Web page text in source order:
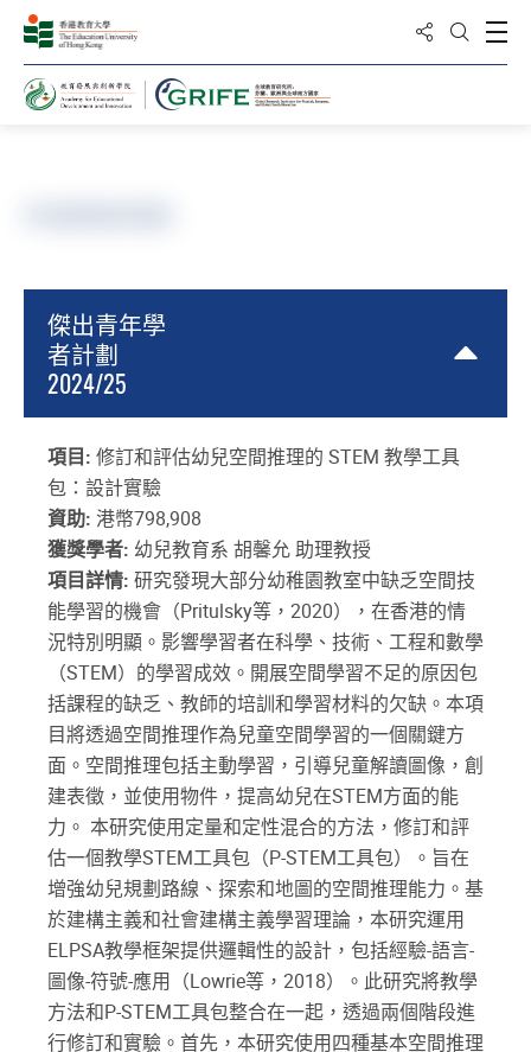
分享到打開搜
打
傑出青年學
者計劃
2024/25
項目: 修訂和評估幼兒空間推理的 STEM 教學工具
包：設計實驗
資助: 港幣798,908
獲獎學者: 幼兒教育系 胡馨允 助理教授
項目詳情: 研究發現大部分幼稚園教室中缺乏空間技
能學習的機會（Pritulsky等，2020），在香港的情
況特別明顯。影響學習者在科學、技術、工程和數學
（STEM）的學習成效。開展空間學習不足的原因包
括課程的缺乏、教師的培訓和學習材料的欠缺。本項
目將透過空間推理作為兒童空間學習的一個關鍵方
面。空間推理包括主動學習，引導兒童解讀圖像，創
建表徵，並使用物件，提高幼兒在STEM方面的能
力。 本研究使用定量和定性混合的方法，修訂和評
估一個教學STEM工具包（P-STEM工具包）。旨在
增強幼兒規劃路線、探索和地圖的空間推理能力。基
於建構主義和社會建構主義學習理論，本研究運用
ELPSA教學框架提供邏輯性的設計，包括經驗-語言-
圖像-符號-應用（Lowrie等，2018）。此研究將教學
方法和P-STEM工具包整合在一起，透過兩個階段進
行修訂和實驗。首先，本研究使用四種基本空間推理